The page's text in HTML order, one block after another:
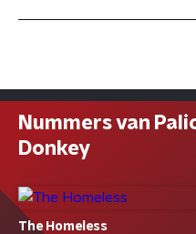
Nummers van
Donkey
The Homeless